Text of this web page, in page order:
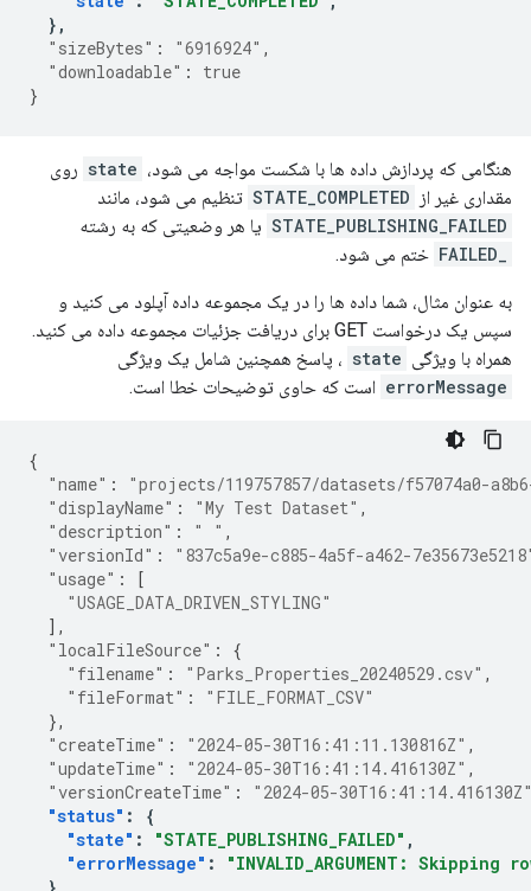
},
"sizeBytes" : "6916924" ,
"downloadable" :
true
}
هنگامی که پردازش داده ها با شکست مواجه می شود، state روی
مقداری غیر از STATE_COMPLETED تنظیم می شود، مانند
STATE_PUBLISHING_FAILED یا هر وضعیتی که به رشته
ختم می شود.
به عنوان مثال، شما داده ها را در یک مجموعه داده آپلود می کنید و
سپس یک درخواست GET برای دریافت جزئیات مجموعه داده می کنید.
همراه با ویژگی state ، پاسخ همچنین شامل یک ویژگی
errorMessage است که حاوی توضیحات خطا است.
{
"name" :
"projects/119757857/datasets/f57074a0-
"displayName" : "My Test Dataset" ,
"description" : " " ,
"versionId" :
"837c5a9e-c885-4a5f-a462-
"usage" :
[
"USAGE_DATA_DRIVEN_STYLING"
],
"localFileSource" :
{
"filename" : "Parks_Properties_20240529.csv" ,
"fileFormat" :
"FILE_FORMAT_CSV"
},
"createTime" : "2024-05-30T16:41:11.130816Z" ,
"updateTime" : "2024-05-30T16:41:14.416130Z" ,
"versionCreateTime" :
"2024-05-
"status" :
{
"state" : "STATE_PUBLISHING_FAILED" ,
"errorMessage" :
"INVALID_ARGUMENT: